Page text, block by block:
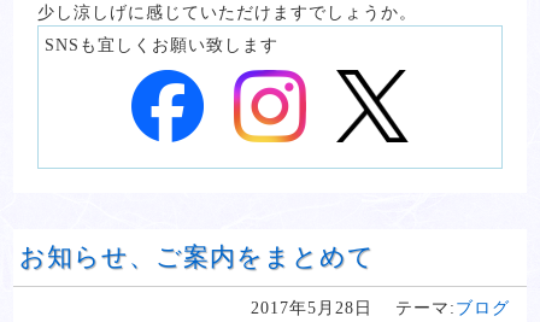
少し涼しげに感じていただけますでしょうか。
SNSも宜しくお願い致します
お知らせ、ご案内をまとめて
2017年5月28日 テーマ: ブログ